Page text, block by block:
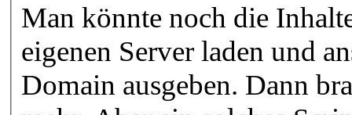
Man könnte noch die
eigenen Server laden und
Domain ausgeben. Dann